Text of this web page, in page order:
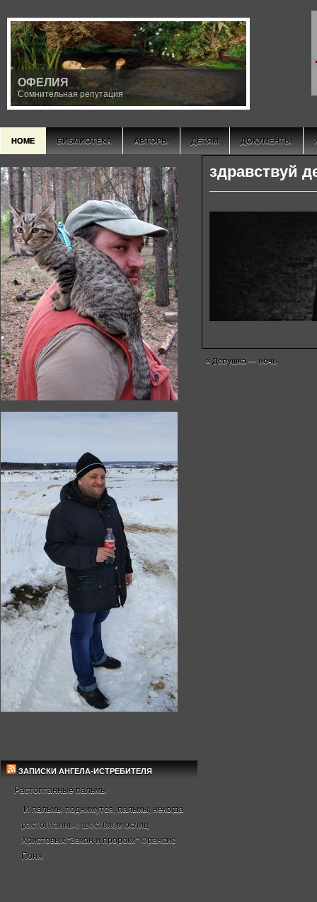
ОФЕЛИЯ
Сомнительная репутация
HOME БИБЛИОТЕКА АВТОРЫ ДЕТЯМ ДОКУМЕНТЫ
ЗАПИСКИ АНГЕЛА-ИСТРЕБИТЕЛЯ
Растоптанные пальмы
И пальмы поднимутся, пальмы, некогда
растоптанные шествием ослиц
Христовых."Закон и пророки" Франсис
Понж
здравствуй
« Девушка — ночь